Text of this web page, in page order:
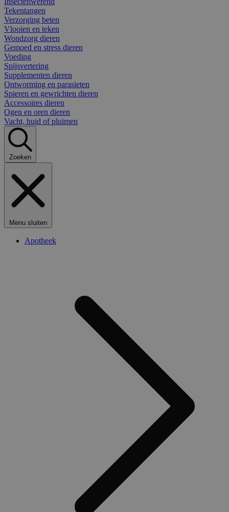
Tekentangen
Verzorging beten
Vlooien en teken
Wondzorg dieren
Gemoed en stress dieren
Voeding
Spijsvertering
Supplementen dieren
Ontworming en parasieten
Spieren en gewrichten dieren
Accessoires dieren
Ogen en oren dieren
Vacht, huid of pluimen
Zoeken
Menu sluiten
Apotheek